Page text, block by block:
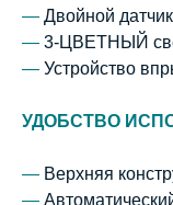
— Двойной
— 3-ЦВЕТНЫЙ
— Устройство
УДОБСТВО
— Верхняя
—